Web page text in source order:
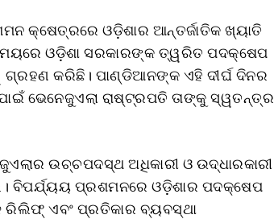
କ୍ଷେତ୍ରରେ ଓଡ଼ିଶାର ଆନ୍ତର୍ଜାତିକ ଖ୍ୟାତି
ଓଡ଼ିଶା ସରକାରଙ୍କ ତ୍ୱରିତ ପଦକ୍ଷେପ
ଗ୍ରହଣ କରିଛି। ପାଣ୍ଡିଆନଙ୍କ ଏହି ଦୀର୍ଘ ଦିନର
ଭେନେଜୁଏଲା ରାଷ୍ଟ୍ରପତି ତାଙ୍କୁ ସ୍ୱତନ୍ତ୍ର
ଉଚ୍ଚପଦସ୍ଥ ଅଧିକାରୀ ଓ ଉଦ୍ଧାରକାରୀ
ବିପର୍ଯ୍ୟୟ ପ୍ରଶମନରେ ଓଡ଼ିଶାର ପଦକ୍ଷେପ
ରିଲିଫ୍ ଏବଂ ପ୍ରତିକାର ବ୍ୟବସ୍ଥା